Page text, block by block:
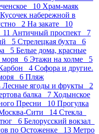
10 Храм-маяк
Кусочек набережной в
2 На закате 10
Античный проспект 7
5 Стрелецкая бухта 6
5 Белые дома, красные
моря 6 Этажи на холме 5
4 Софора и другие.
6 Пляж
Лесные ягоды и фрукты 2
балка 7 Ходынское
Пресни 10 Прогулка
Сити 14 Стекла
6 Белорусский вокзал
по Остоженке 13 Метро